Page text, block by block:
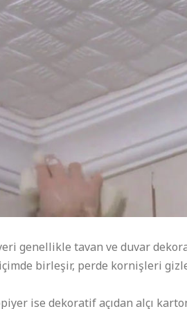
genellikle tavan ve duvar
birleşir, perde kornişleri
ise dekoratif açıdan alçı